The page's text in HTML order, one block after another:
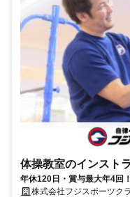
体操教室のインスト
年休120日・賞与最大年4回
株式会社フジスポーツク